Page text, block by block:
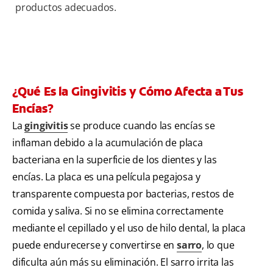
productos adecuados.
¿Qué Es la Gingivitis y Cómo Afecta a Tus
Encías?
Lagingivitisse produce cuando las encías se
inflaman debido a la acumulación de placa
bacteriana en la superficie de los dientes y las
encías. La placa es una película pegajosa y
transparente compuesta por bacterias, restos de
comida y saliva. Si no se elimina correctamente
mediante el cepillado y el uso de hilo dental, la placa
puede endurecerse y convertirse ensarro, lo que
dificulta aún más su eliminación. El sarro irrita las